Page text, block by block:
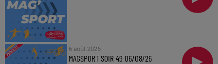
6 août 2026
MAGSPORT SOIR 49 06/08/26